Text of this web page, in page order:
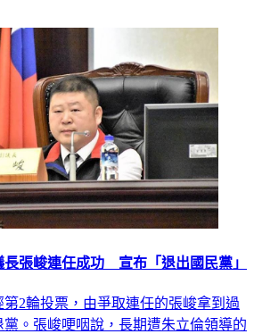
張峻連任成功 宣布「退出國民黨」
2輪投票，由爭取連任的張峻拿到過
。張峻哽咽說，長期遭朱立倫領導的